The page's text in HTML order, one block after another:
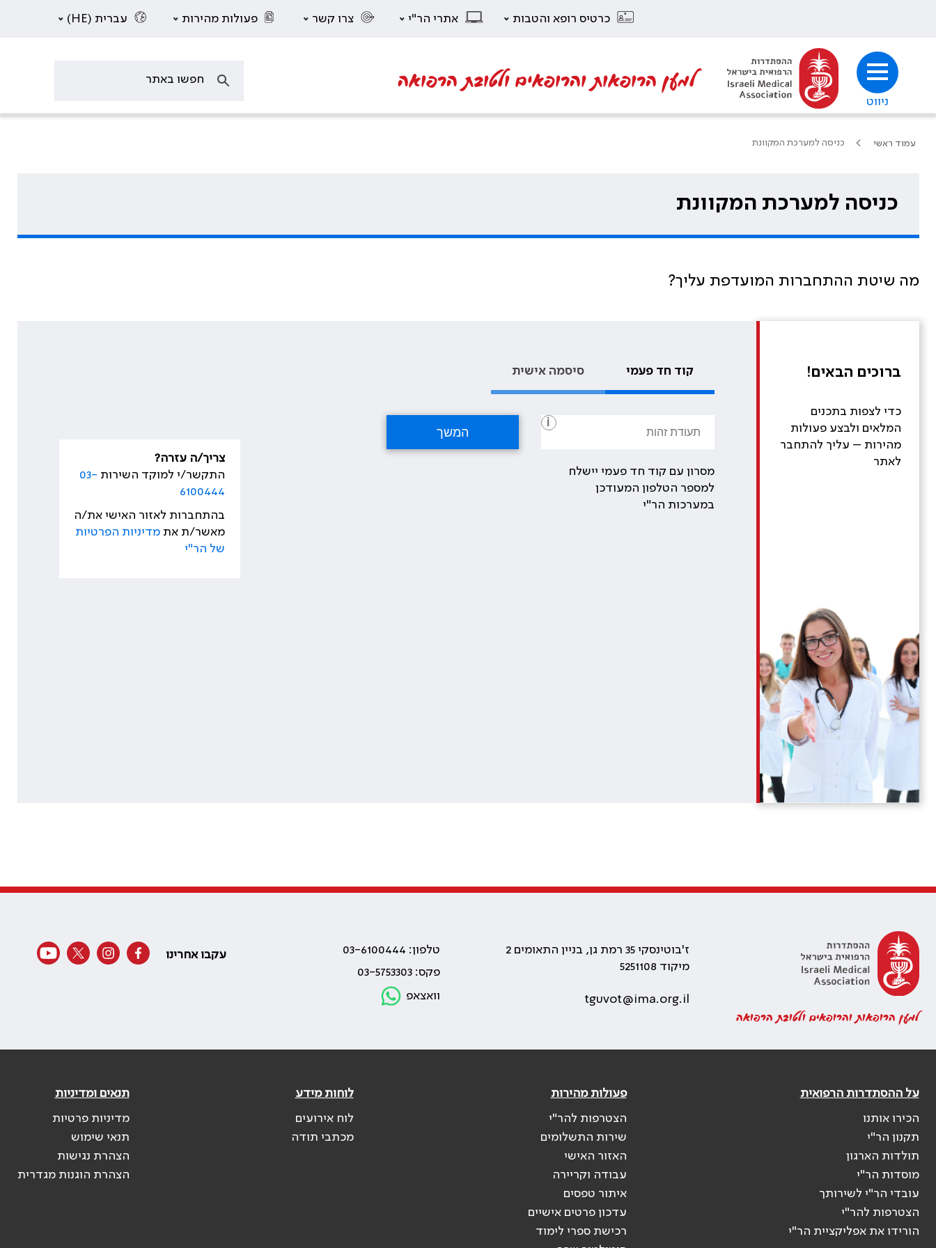
כרטיס רופא והטבות אתרי הר"י צרו קשר פעולות מהירות עברית (HE)
ניווט
למען הרופאות והרופאים ולטובת הרפואה
עמוד ראשי כניסה למערכת המקוונת
כניסה למערכת המקוונת
מה שיטת ההתחברות המועדפת עליך?
ברוכים הבאים!
כדי לצפות בתכנים
המלאים ולבצע פעולות
מהירות – עליך להתחבר
לאתר
קוד חד פעמי סיסמה אישית
i
מסרון עם קוד חד פעמי יישלח
למספר הטלפון המעודכן
במערכות הר"י
צריך/ה עזרה?
התקשר/י למוקד השירות 03-
6100444
בהתחברות לאזור האישי את/ה
מאשר/ת אתמדיניות הפרטיות
של הר"י
למען הרופאות והרופאים ולטובת הרפואה
ז'בוטינסקי 35 רמת גן, בניין התאומים 2
מיקוד 5251108
tguvot@ima.org.il
טלפון: 03-6100444
פקס: 03-5753303
וואצאפ
עקבו אחרינו
על ההסתדרות הרפואית
הכירו אותנו
תקנון הר"י
תולדות הארגון
מוסדות הר"י
עובדי הר"י לשירותך
הצטרפות להר"י
הורידו את אפליקציית הר"י
פעולות מהירות
הצטרפות להר"י
שירות התשלומים
האזור האישי
עבודה וקריירה
איתור טפסים
עדכון פרטים אישיים
רכישת ספרי לימוד
לוחות מידע
לוח אירועים
מכתבי תודה
תנאים ומדיניות
מדיניות פרטיות
תנאי שימוש
הצהרת נגישות
הצהרת הוגנות מגדרית